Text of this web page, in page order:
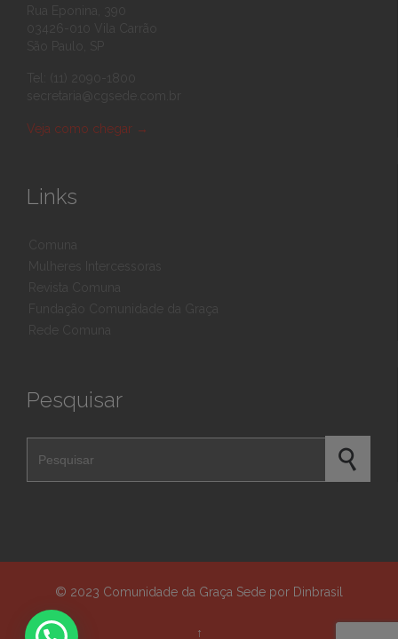
Veja como chegar →
Links
Pesquisar
© 2023 Comunidade da Graça Sede por Dinbrasil
↑